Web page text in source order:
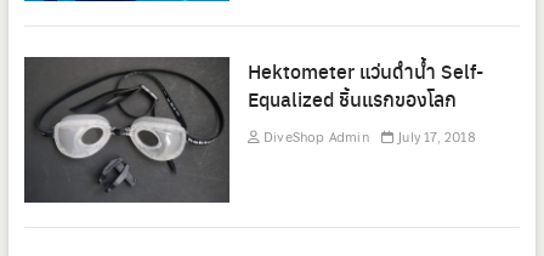
Hektometer แว่นดำน้ำ Self-
Equalized ชิ้นแรกของโลก
DiveShop Admin July 17, 2018